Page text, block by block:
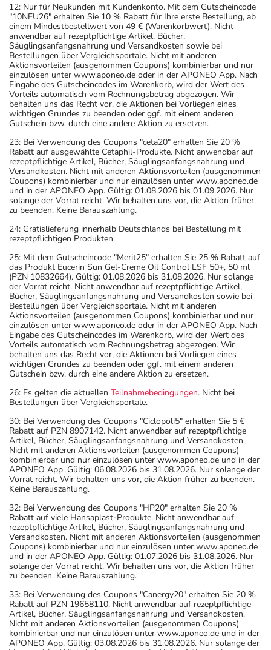
12: Nur für Neukunden mit Kundenkonto. Mit dem Gutscheincode
"10NEU26" erhalten Sie 10 % Rabatt für Ihre erste Bestellung, ab
einem Mindestbestellwert von 49 € (Warenkorbwert). Nicht
anwendbar auf rezeptpflichtige Artikel, Bücher,
Säuglingsanfangsnahrung und Versandkosten sowie bei
Bestellungen über Vergleichsportale. Nicht mit anderen
Aktionsvorteilen (ausgenommen Coupons) kombinierbar und nur
einzulösen unter www.aponeo.de oder in der APONEO App. Nach
Eingabe des Gutscheincodes im Warenkorb, wird der Wert des
Vorteils automatisch vom Rechnungsbetrag abgezogen. Wir
behalten uns das Recht vor, die Aktionen bei Vorliegen eines
wichtigen Grundes zu beenden oder ggf. mit einem anderen
Gutschein bzw. durch eine andere Aktion zu ersetzen.
23: Bei Verwendung des Coupons "ceta20" erhalten Sie 20 %
Rabatt auf ausgewählte Cetaphil-Produkte. Nicht anwendbar auf
rezeptpflichtige Artikel, Bücher, Säuglingsanfangsnahrung und
Versandkosten. Nicht mit anderen Aktionsvorteilen (ausgenommen
Coupons) kombinierbar und nur einzulösen unter www.aponeo.de
und in der APONEO App. Gültig: 01.08.2026 bis 01.09.2026. Nur
solange der Vorrat reicht. Wir behalten uns vor, die Aktion früher
zu beenden. Keine Barauszahlung.
24: Gratislieferung innerhalb Deutschlands bei Bestellung mit
rezeptpflichtigen Produkten.
25: Mit dem Gutscheincode "Merit25" erhalten Sie 25 % Rabatt auf
das Produkt Eucerin Sun Gel-Creme Oil Control LSF 50+, 50 ml
(PZN 10832664). Gültig: 01.08.2026 bis 31.08.2026. Nur solange
der Vorrat reicht. Nicht anwendbar auf rezeptpflichtige Artikel,
Bücher, Säuglingsanfangsnahrung und Versandkosten sowie bei
Bestellungen über Vergleichsportale. Nicht mit anderen
Aktionsvorteilen (ausgenommen Coupons) kombinierbar und nur
einzulösen unter www.aponeo.de oder in der APONEO App. Nach
Eingabe des Gutscheincodes im Warenkorb, wird der Wert des
Vorteils automatisch vom Rechnungsbetrag abgezogen. Wir
behalten uns das Recht vor, die Aktionen bei Vorliegen eines
wichtigen Grundes zu beenden oder ggf. mit einem anderen
Gutschein bzw. durch eine andere Aktion zu ersetzen.
26: Es gelten die aktuellen Teilnahmebedingungen. Nicht bei
Bestellungen über Vergleichsportale.
30: Bei Verwendung des Coupons "Ciclopoli5" erhalten Sie 5 €
Rabatt auf PZN 8907142. Nicht anwendbar auf rezeptpflichtige
Artikel, Bücher, Säuglingsanfangsnahrung und Versandkosten.
Nicht mit anderen Aktionsvorteilen (ausgenommen Coupons)
kombinierbar und nur einzulösen unter www.aponeo.de und in der
APONEO App. Gültig: 06.08.2026 bis 31.08.2026. Nur solange der
Vorrat reicht. Wir behalten uns vor, die Aktion früher zu beenden.
Keine Barauszahlung.
32: Bei Verwendung des Coupons "HP20" erhalten Sie 20 %
Rabatt auf viele Hansaplast-Produkte. Nicht anwendbar auf
rezeptpflichtige Artikel, Bücher, Säuglingsanfangsnahrung und
Versandkosten. Nicht mit anderen Aktionsvorteilen (ausgenommen
Coupons) kombinierbar und nur einzulösen unter www.aponeo.de
und in der APONEO App. Gültig: 01.07.2026 bis 31.08.2026. Nur
solange der Vorrat reicht. Wir behalten uns vor, die Aktion früher
zu beenden. Keine Barauszahlung.
33: Bei Verwendung des Coupons "Canergy20" erhalten Sie 20 %
Rabatt auf PZN 19658110. Nicht anwendbar auf rezeptpflichtige
Artikel, Bücher, Säuglingsanfangsnahrung und Versandkosten.
Nicht mit anderen Aktionsvorteilen (ausgenommen Coupons)
kombinierbar und nur einzulösen unter www.aponeo.de und in der
APONEO App. Gültig: 03.08.2026 bis 31.08.2026. Nur solange der